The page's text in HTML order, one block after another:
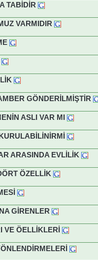
TABİDİR
VARMIDIR
GÖNDERİLMİŞTİR
ASLI VAR MI
ARASINDA EVLİLİK
ÖZELLİK
GİRENLER
VE ÖELLİKLERİ